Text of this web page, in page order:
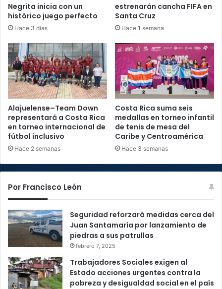
Negrita inicia con un
histórico juego perfecto
Hace 3 días
estrenarán cancha FIFA en
Santa Cruz
Hace 1 semana
Alajuelense–Team Down
representará a Costa Rica
en torneo internacional de
fútbol inclusivo
Hace 2 semanas
Costa Rica suma seis
medallas en torneo infantil
de tenis de mesa del
Caribe y Centroamérica
Hace 3 semanas
Por Francisco León
Seguridad reforzará medidas cerca del
Juan Santamaría por lanzamiento de
piedras a sus patrullas
febrero 7, 2025
Trabajadores Sociales exigen al
Estado acciones urgentes contra la
pobreza y desigualdad social en el país